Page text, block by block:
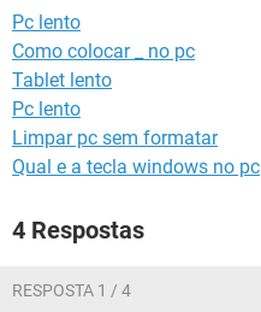
Pc lento
Como colocar _ no pc
Tablet lento
Pc lento
Limpar pc sem formatar
Qual e a tecla windows no pc
4 Respostas
RESPOSTA 1 / 4